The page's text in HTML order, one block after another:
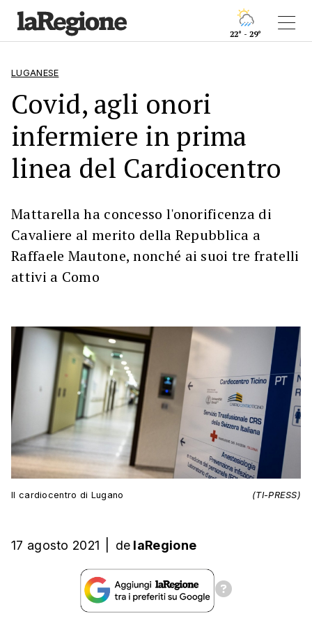
22° - 29°
LUGANESE
Covid, agli onori
infermiere in prima
linea del Cardiocentro
Mattarella ha concesso l'onorificenza di
Cavaliere al merito della Repubblica a
Raffaele Mautone, nonché ai suoi tre fratelli
attivi a Como
Il cardiocentro di Lugano (TI-PRESS)
17 agosto 2021 de laRegione